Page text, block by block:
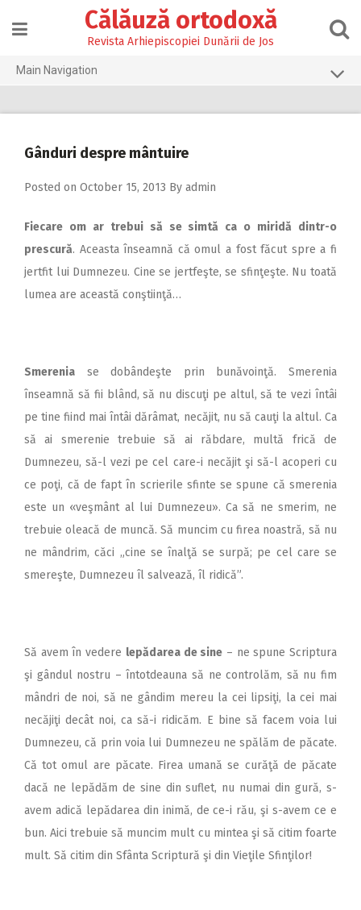
content
Călăuză ortodoxă
Revista Arhiepiscopiei Dunării de Jos
Main Navigation
2025
2024
2023
2022
2021
2018
2017
2015
2014
2012
2011
Gânduri despre mântuire
Posted on October 15, 2013 By admin
Fiecare om ar trebui să se simtă ca o miridă dintr-o
prescură. Aceasta înseamnă că omul a fost făcut spre a fi
jertfit lui Dumnezeu. Cine se jertfeşte, se sfinţeşte. Nu toată
lumea are această conştiinţă…
Smerenia se dobândeşte prin bunăvoinţă. Smerenia
înseamnă să fii blând, să nu discuţi pe altul, să te vezi întâi
pe tine fiind mai întâi dărâmat, necăjit, nu să cauţi la altul. Ca
să ai smerenie trebuie să ai răbdare, multă frică de
Dumnezeu, să-l vezi pe cel care-i necăjit şi să-l acoperi cu
ce poţi, că de fapt în scrierile sfinte se spune că smerenia
este un «veşmânt al lui Dumnezeu». Ca să ne smerim, ne
trebuie oleacă de muncă. Să muncim cu firea noastră, să nu
ne mândrim, căci „cine se înalţă se surpă; pe cel care se
smereşte, Dumnezeu îl salvează, îl ridică”.
Să avem în vedere lepădarea de sine – ne spune Scriptura
şi gândul nostru – întotdeauna să ne controlăm, să nu fim
mândri de noi, să ne gândim mereu la cei lipsiţi, la cei mai
necăjiţi decât noi, ca să-i ridicăm. E bine să facem voia lui
Dumnezeu, că prin voia lui Dumnezeu ne spălăm de păcate.
Că tot omul are păcate. Firea umană se curăţă de păcate
dacă ne lepădăm de sine din suflet, nu numai din gură, s-
avem adică lepădarea din inimă, de ce-i rău, şi s-avem ce e
bun. Aici trebuie să muncim mult cu mintea şi să citim foarte
mult. Să citim din Sfânta Scriptură şi din Vieţile Sfinţilor!